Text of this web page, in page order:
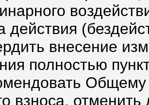
действия
внесение
полностью
взноса,